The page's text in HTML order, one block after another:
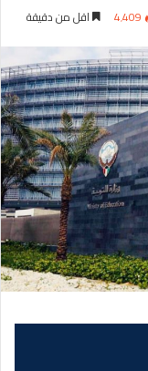
4٬409 اقل من دقيقة